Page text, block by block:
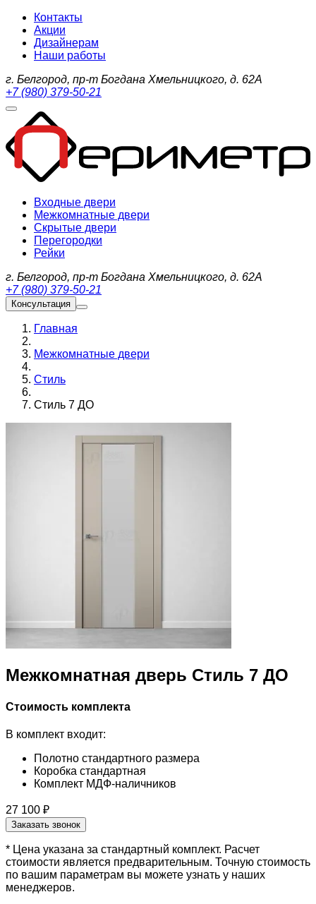
Контакты
Акции
Дизайнерам
Наши работы
г. Белгород, пр-т Богдана Хмельницкого, д. 62А
+7 (980) 379-50-21
Входные двери
Межкомнатные двери
Скрытые двери
Перегородки
Рейки
г. Белгород, пр-т Богдана Хмельницкого, д. 62А
+7 (980) 379-50-21
Консультация
Главная
Межкомнатные двери
Стиль
Стиль 7 ДО
Межкомнатная дверь Стиль 7 ДО
Стоимость комплекта
В комплект входит:
Полотно стандартного размера
Коробка стандартная
Комплект МДФ-наличников
27 100 ₽
Заказать звонок
* Цена указана за стандартный комплект. Расчет
стоимости является предварительным. Точную стоимость
по вашим параметрам вы можете узнать у наших
менеджеров.